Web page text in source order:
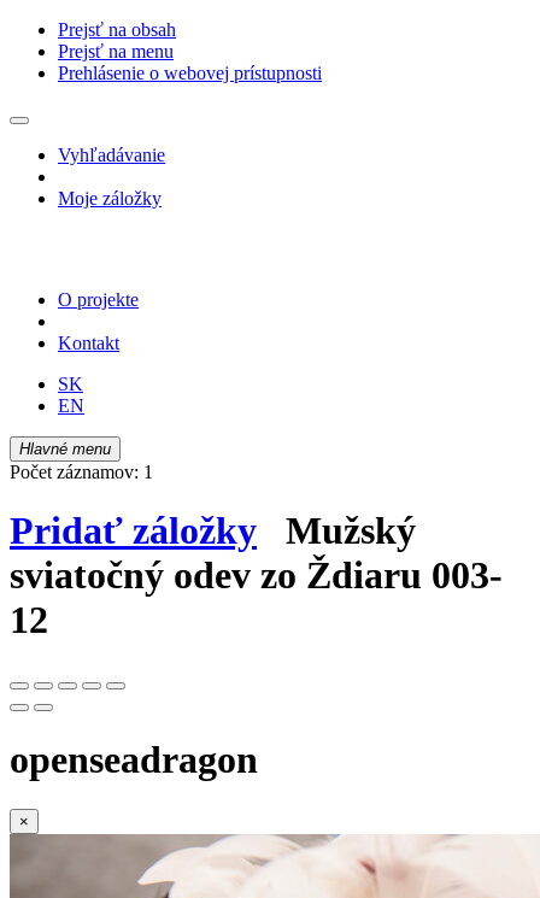
Prejsť na obsah
Prejsť na menu
Prehlásenie o webovej prístupnosti
Vyhľadávanie
Moje záložky
O projekte
Kontakt
SK
EN
Hlavné menu
Počet záznamov: 1
Pridať záložky Mužský
sviatočný odev zo Ždiaru 003-
12
openseadragon
×